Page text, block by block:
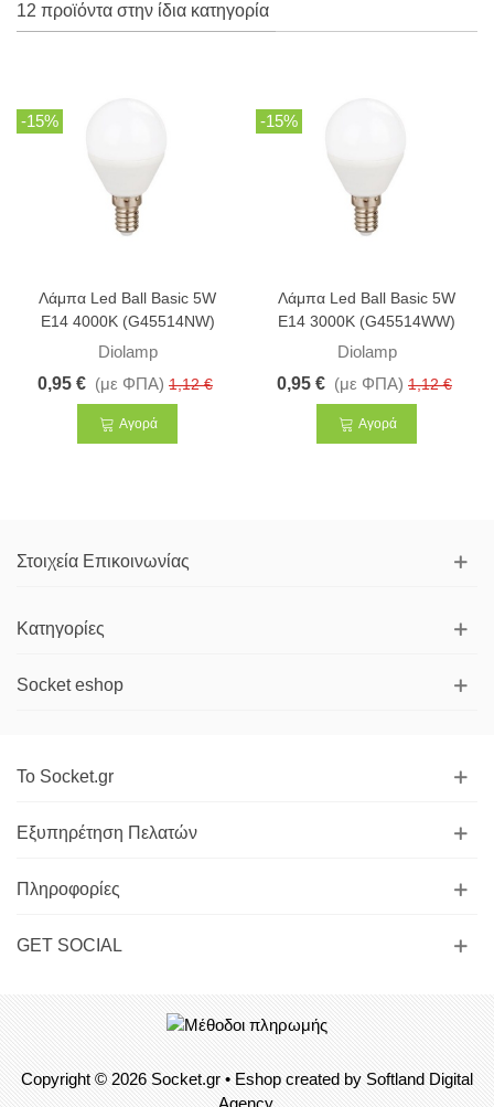
12 προϊόντα στην ίδια κατηγορία
-15%
Λάμπα Led Ball Basic 5W
E14 4000K (G45514NW)
Diolamp
0,95 € (με ΦΠΑ) 1,12 €
Αγορά
-15%
Λάμπα Led Ball Basic 5W
E14 3000K (G45514WW)
Diolamp
0,95 € (με ΦΠΑ) 1,12 €
Αγορά
Στοιχεία Επικοινωνίας
Κατηγορίες
Socket eshop
Το Socket.gr
Εξυπηρέτηση Πελατών
Πληροφορίες
GET SOCIAL
Copyright © 2026 Socket.gr• Eshop created bySoftland Digital
Agency.